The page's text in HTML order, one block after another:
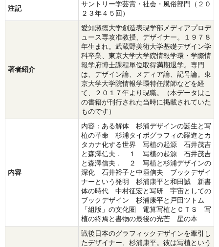
注記
サントリー学芸賞・社会・風俗部門（２０
２３年４５回）
著者紹介
愛知淑徳大学創造表現学部メディアプロデ
ュース専攻准教授、デザイナー。１９７８
年生まれ。武蔵野美術大学基礎デザイン学
科卒業、東京大学大学院情報学環・学際情
報学府博士課程単位取得満期退学。専門
は、デザイン論、メディア論、記号論。東
京大学大学院情報学環特任講師などを経
て、２０１７年より現職。（本データはこ
の書籍が刊行された当時に掲載されていた
ものです）
内容
内容：ある解体 杉浦デザインの誕生と写
植の革命 杉浦タイポグラフィの躍進とカ
タカナ化する世界 写植の起源 石井茂吉
と森澤信夫． １ 写植の起源 石井茂吉
と森澤信夫． ２ 写植と杉浦デザインの
深化 石井裕子と中垣信夫 ブックデザイ
ナーという発明 杉浦康平と和田誠 新書
体の時代 中村征宏と写研 宇宙としての
ブックデザイン 杉浦康平と戸田ツトム
「組版」の文化圏 電算写植とＣＴＳ 写
植の終焉と書物の最後の光芒 星の本
戦後日本のグラフィックデザインを牽引し
たデザイナー、杉浦康平。彼は写植という